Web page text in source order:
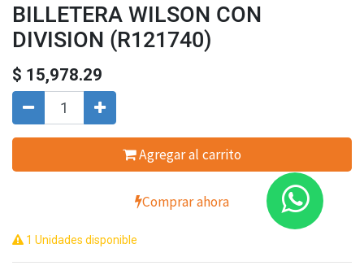
BILLETERA WILSON CON
DIVISION (R121740)
$ 15,978.29
Agregar al carrito
Comprar ahora
1 Unidades disponible